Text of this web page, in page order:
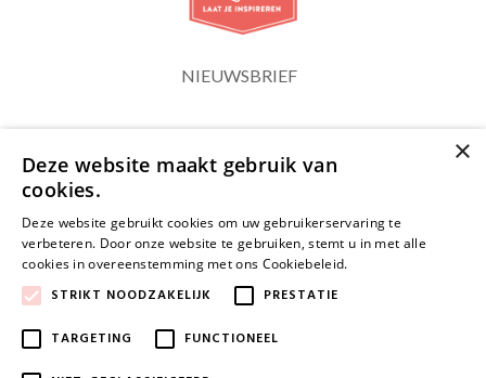
NIEUWSBRIEF
×
Deze website maakt gebruik van
cookies.
Deze website gebruikt cookies om uw gebruikerservaring te
verbeteren. Door onze website te gebruiken, stemt u in met alle
cookies in overeenstemming met ons Cookiebeleid.
STRIKT NOODZAKELIJK
PRESTATIE
TARGETING
FUNCTIONEEL